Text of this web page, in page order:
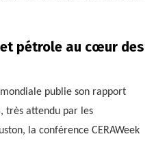
pétrole au cœur des
publie son rapport
très attendu par les
la conférence CERAWeek